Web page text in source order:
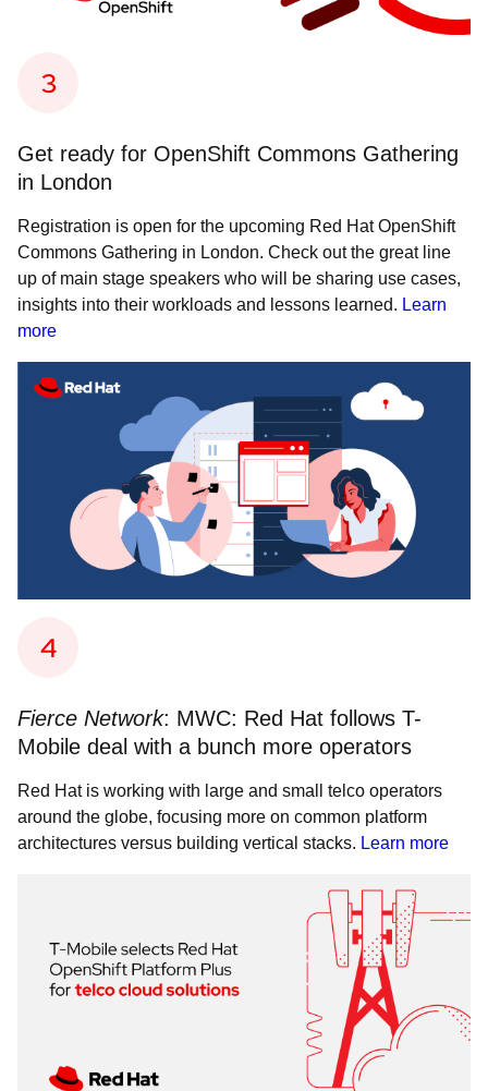
Get ready for OpenShift Commons Gathering
in London
Registration is open for the upcoming Red Hat OpenShift
Commons Gathering in London. Check out the great line
up of main stage speakers who will be sharing use cases,
insights into their workloads and lessons learned. Learn
more
Fierce Network: MWC: Red Hat follows T-
Mobile deal with a bunch more operators
Red Hat is working with large and small telco operators
around the globe, focusing more on common platform
architectures versus building vertical stacks. Learn more